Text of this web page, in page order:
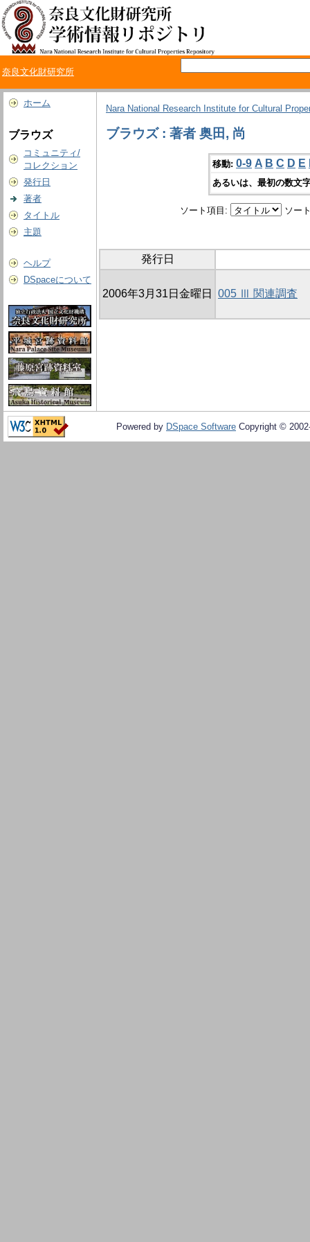
奈良文化財研究所
ホーム
ブラウズ
コミュニティ/
コレクション
発行日
著者
タイトル
主題
ヘルプ
DSpaceについて
Nara National Research Institute for Cultural
ブラウズ : 著者 奥田, 尚
移動: 0-9 A B C D E
あるいは、最初の数文
ソート項目: ソー
発行日
2006年3月31日金曜日 005 Ⅲ 関連調査
Powered by DSpace Software Copyright ©